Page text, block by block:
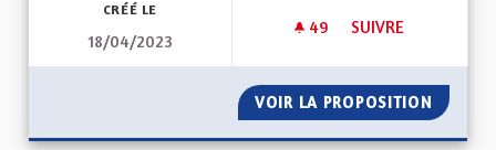
CRÉÉ LE
18/04/2023
49 49 ABONNÉS
SUIVRE
VOIR LA PROPOSITION